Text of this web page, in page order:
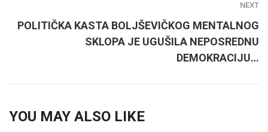
NEXT
POLITIČKA KASTA BOLJŠEVIČKOG MENTALNOG
SKLOPA JE UGUŠILA NEPOSREDNU
DEMOKRACIJU…
YOU MAY ALSO LIKE